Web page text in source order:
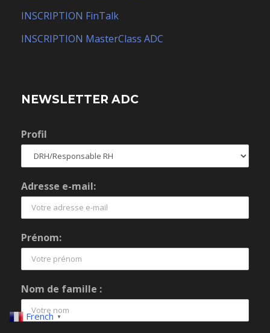
INSCRIPTION FinTalk
INSCRIPTION MasterClass ADC
NEWSLETTER ADC
Profil
Adresse e-mail:
Prénom:
Nom de famille :
French ▼